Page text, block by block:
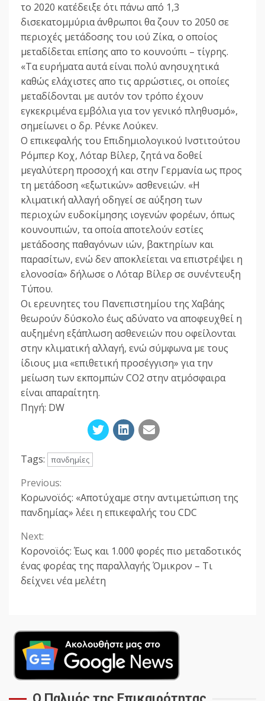
το 2020 κατέδειξε ότι πάνω από 1,3
δισεκατομμύρια άνθρωποι θα ζουν το 2050 σε
περιοχές μετάδοσης του ιού Ζίκα, ο οποίος
μεταδίδεται επίσης απο το κουνούπι – τίγρης.
«Τα ευρήματα αυτά είναι πολύ ανησυχητικά
καθώς ελάχιστες απο τις αρρώστιες, οι οποίες
μεταδίδονται με αυτόν τον τρόπο έχουν
εγκεκριμένα εμβόλια για τον γενικό πληθυσμό»,
σημείωνει ο δρ. Ρένκε Λούκεν.
Ο επικεφαλής του Επιδημιολογικού Ινστιτούτου
Ρόμπερ Κοχ, Λόταρ Βίλερ, ζητά να δοθεί
μεγαλύτερη προσοχή και στην Γερμανία ως προς
τη μετάδοση «εξωτικών» ασθενειών. «Η
κλιματική αλλαγή οδηγεί σε αύξηση των
περιοχών ευδοκίμησης ιογενών φορέων, όπως
κουνουπιών, τα οποία αποτελούν εστίες
μετάδοσης παθαγόνων ιών, βακτηρίων και
παρασίτων, ενώ δεν αποκλείεται να επιστρέψει η
ελονοσία» δήλωσε ο Λόταρ Βίλερ σε συνέντευξη
Τύπου.
Οι ερευνητες του Πανεπιστημίου της Χαβάης
θεωρούν δύσκολο έως αδύνατο να αποφευχθεί η
αυξημένη εξάπλωση ασθενειών που οφείλονται
στην κλιματική αλλαγή, ενώ σύμφωνα με τους
ίδιους μια «επιθετική προσέγγιση» για την
μείωση των εκπομπών CO2 στην ατμόσφαιρα
είναι απαραίτητη.
Πηγή: DW
Tags: πανδημίες
Continue
Reading
Previous:
Κορωνοϊός: «Αποτύχαμε στην αντιμετώπιση της
πανδημίας» λέει η επικεφαλής του CDC
Next:
Κορονοϊός: Έως και 1.000 φορές πιο μεταδοτικός
ένας φορέας της παραλλαγής Όμικρον – Τι
δείχνει νέα μελέτη